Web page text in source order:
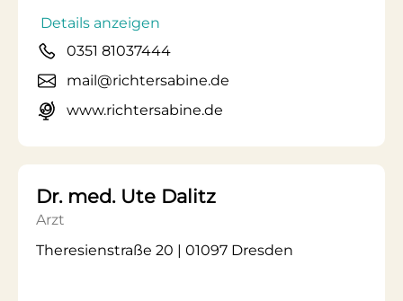
Details anzeigen
0351 81037444
mail@richtersabine.de
www.richtersabine.de
Dr. med. Ute Dalitz
Arzt
Theresienstraße 20 | 01097 Dresden